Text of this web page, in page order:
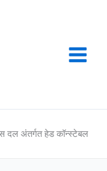
दल अंतर्गत हेड कॉन्स्टेबल